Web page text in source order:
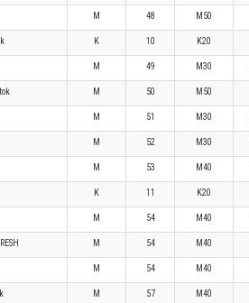
M 48 M50
K 10 K20
M 49 M30
M 50 M50
M 51 M30
M 52 M30
M 53 M40
K 11 K20
M 54 M40
M 54 M40
M 54 M40
M 57 M40